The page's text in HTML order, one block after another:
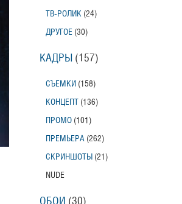
ТВ-РОЛИК (24)
ДРУГОЕ (30)
КАДРЫ (157)
СЪЕМКИ (158)
КОНЦЕПТ (136)
ПРОМО (101)
ПРЕМЬЕРА (262)
СКРИНШОТЫ (21)
NUDE
ОБОИ (30)